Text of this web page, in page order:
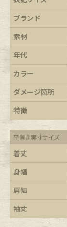
ブランド
素材
年代
カラー
ダメージ箇所
特徴
平置き実寸サイズ
着丈
身幅
肩幅
袖丈